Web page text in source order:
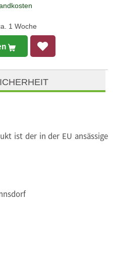
1 Woche
ist der in der EU ansässige